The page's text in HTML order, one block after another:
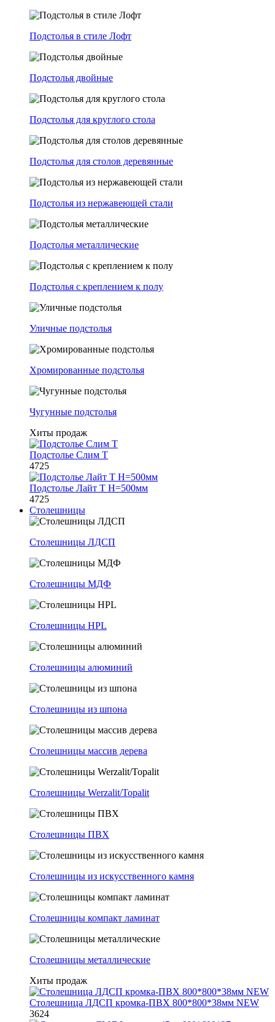
Подстолья в стиле Лофт
Подстолья двойные
Подстолья для круглого стола
Подстолья для столов деревянные
Подстолья из нержавеющей стали
Подстолья металлические
Подстолья с креплением к полу
Уличные подстолья
Хромированные подстолья
Чугунные подстолья
Хиты продаж
Подстолье Слим Т
4725
Подстолье Лайт Т H=500мм
4725
Столешницы
Столешницы ЛДСП
Столешницы МДФ
Столешницы HPL
Столешницы алюминий
Столешницы из шпона
Столешницы массив дерева
Столешницы Werzalit/Topalit
Столешницы ПВХ
Столешницы из искусственного камня
Столешницы компакт ламинат
Столешницы металлические
Хиты продаж
Столешница ЛДСП кромка-ПВХ 800*800*38мм NEW
3624